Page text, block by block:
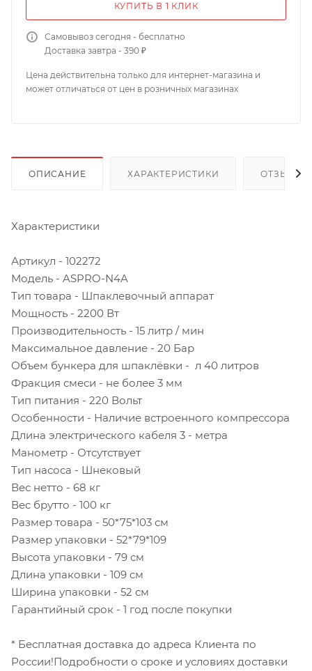
КУПИТЬ В 1 КЛИК
Самовывоз сегодня - бесплатно
Доставка завтра - 390 ₽
Цена действительна только для интернет-магазина и
может отличаться от цен в розничных магазинах
ОПИСАНИЕ ХАРАКТЕРИСТИКИ ОТЗЫВЫ
Характеристики
Артикул - 102272
Модель - ASPRO-N4A
Тип товара - Шпаклевочный аппарат
Мощность - 2200 Вт
Производительность - 15 литр / мин
Максимальное давление - 20 Бар
Объем бункера для шпаклёвки - л 40 литров
Фракция смеси - не более 3 мм
Тип питания - 220 Вольт
Особенности - Наличие встроенного компрессора
Длина электрического кабеля 3 - метра
Манометр - Отсутствует
Тип насоса - Шнековый
Вес нетто - 68 кг
Вес брутто - 100 кг
Размер товара - 50*75*103 см
Размер упаковки - 52*79*109
Высота упаковки - 79 см
Длина упаковки - 109 см
Ширина упаковки - 52 см
Гарантийный срок - 1 год после покупки
* Бесплатная доставка до адреса Клиента по
России!Подробности о сроке и условиях доставки